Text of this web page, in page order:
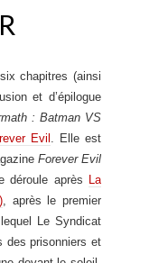
chapitres (ainsi
et d’épilogue
: Batman VS
Evil . Elle est
Forever Evil
déroule après La
, après le premier
Le Syndicat
des prisonniers et